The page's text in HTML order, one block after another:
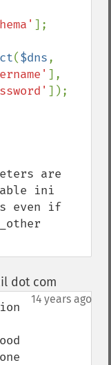
];
($dns
]);
are
ini
even if
dot com
14 years ago